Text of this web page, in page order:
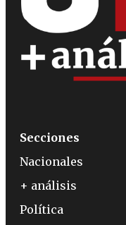
Secciones
Nacionales
+ análisis
Política